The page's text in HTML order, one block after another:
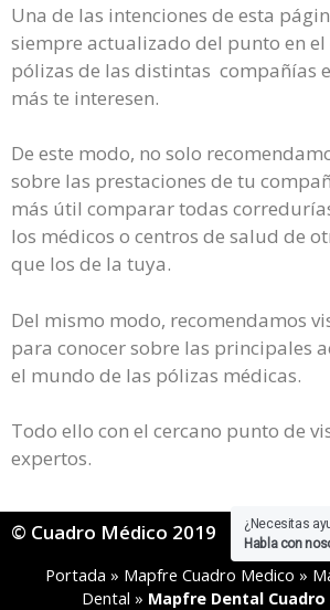
¿Necesitas
Habla con
Una de las intenciones de esta
siempre actualizado del punto en el
pólizas de las distintas compañías
más te interesen.
De este modo, no solo
sobre las prestaciones de tu
más útil comparar todas
los médicos o centros de salud de
que los de la tuya.
Del mismo modo, recomendamos
para conocer sobre las principales
el mundo de las pólizas médicas.
Todo ello con el cercano punto de
expertos.
© Cuadro Médico 2019
Portada » Mapfre Cuadro Medico »
Dental » Mapfre Dental